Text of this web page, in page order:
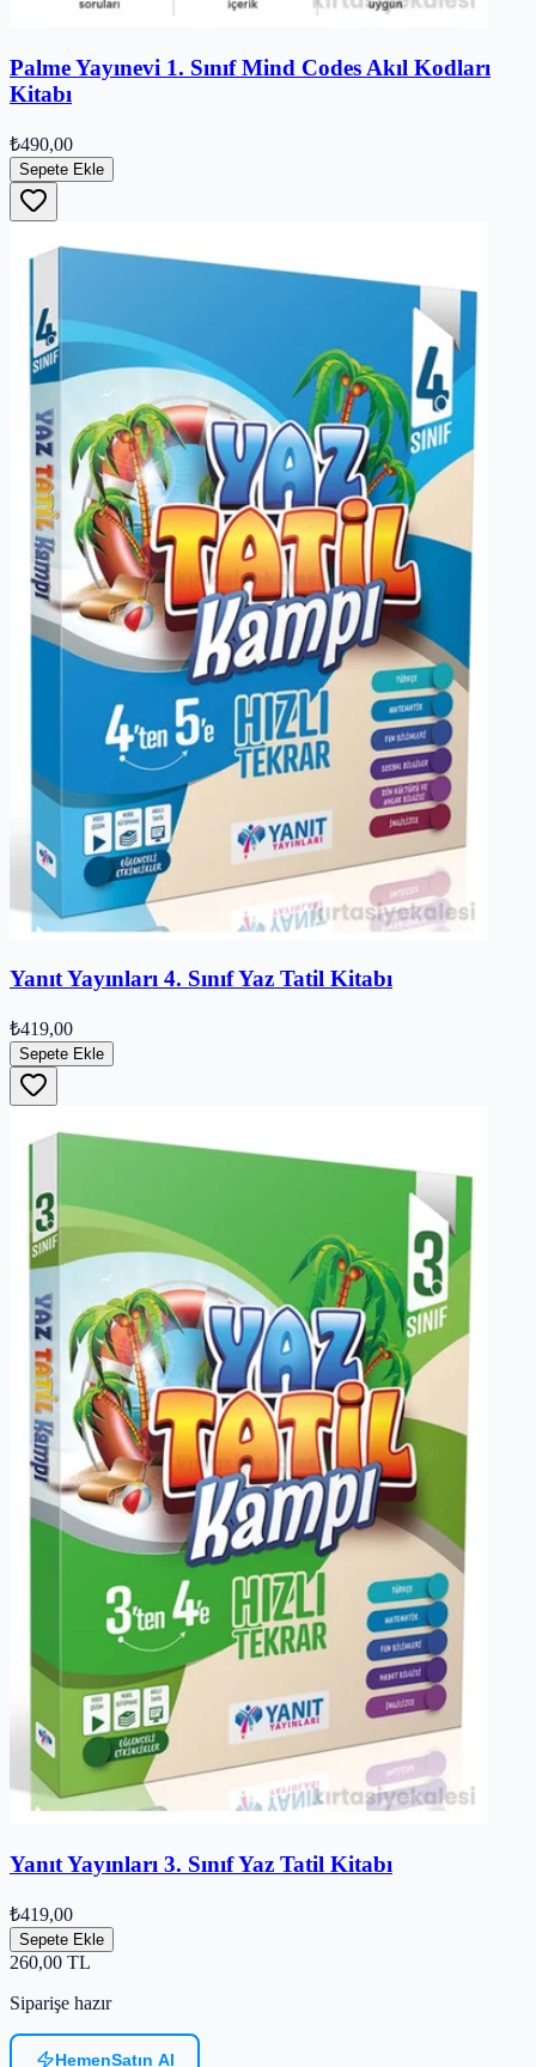
Palme Yayınevi 1. Sınıf Mind Codes Akıl Kodları
Kitabı
₺490,00
Sepete Ekle
Yanıt Yayınları 4. Sınıf Yaz Tatil Kitabı
₺419,00
Sepete Ekle
Yanıt Yayınları 3. Sınıf Yaz Tatil Kitabı
₺419,00
Sepete Ekle
260,00 TL
Siparişe hazır
HemenSatın Al